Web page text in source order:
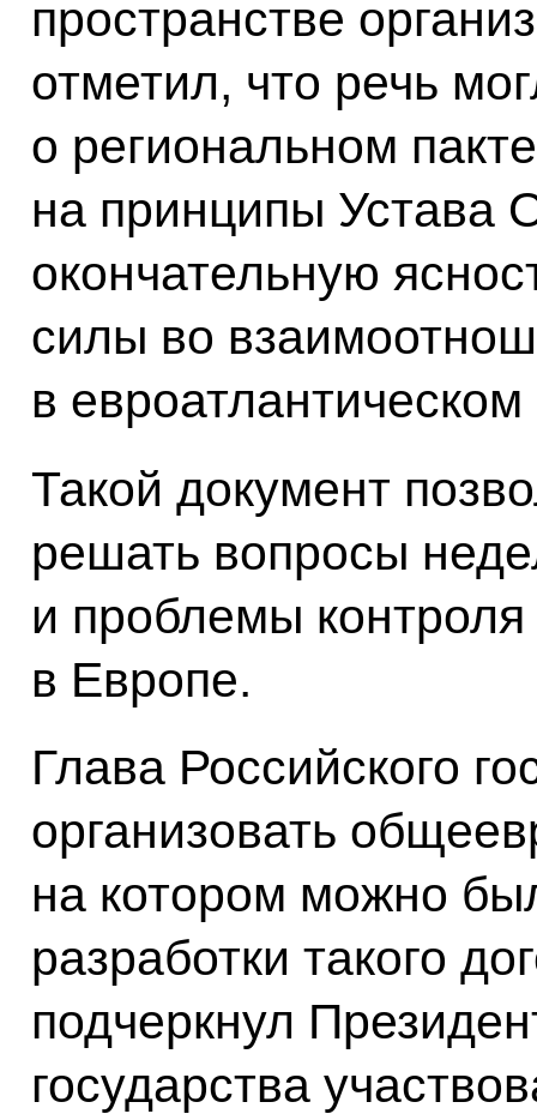
пространстве
отметил, что речь
о региональном
на принципы Устава
окончательную
силы во
в
Такой документ
решать вопросы
и проблемы
в Европе.
Глава Российского
организовать
на котором можно
разработки такого
подчеркнул
государства